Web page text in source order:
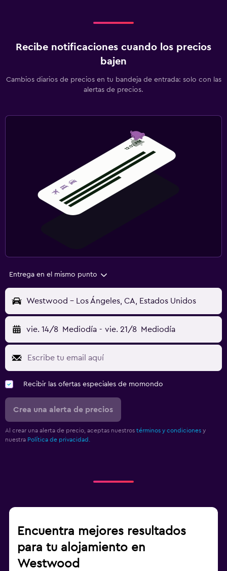
Recibe notificaciones cuando los precios
bajen
Cambios diarios de precios en tu bandeja de entrada: solo con las
alertas de precios.
Entrega en el mismo punto
Westwood - Los Ángeles, CA, Estados Unidos
vie. 14/8 Mediodía - vie. 21/8 Mediodía
Recibir las ofertas especiales de momondo
Crea una alerta de precios
Al crear una alerta de precio, aceptas nuestros términos y condiciones y
nuestra Política de privacidad.
Encuentra mejores resultados
para tu alojamiento en
Westwood